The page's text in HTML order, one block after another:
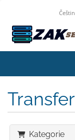
Kategorie